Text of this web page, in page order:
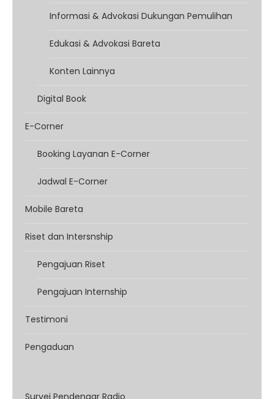
Informasi & Advokasi Dukungan Pemulihan
Edukasi & Advokasi Bareta
Konten Lainnya
Digital Book
E-Corner
Booking Layanan E-Corner
Jadwal E-Corner
Mobile Bareta
Riset dan Intersnship
Pengajuan Riset
Pengajuan Internship
Testimoni
Pengaduan
Survei Pendengar Radio